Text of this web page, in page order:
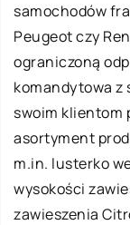
samochodów
Peugeot czy
ograniczoną
komandytowa z
swoim klientom
asortyment
m.in. lusterko
wysokości
zawieszenia